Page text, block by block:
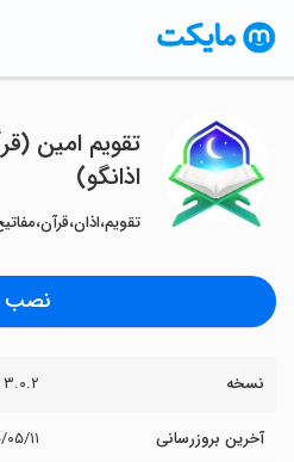
‏تقویم امین
اذانگو)
نصب
نسخه ۳.۰.۲
آخرین بروزرسانی ۱۴۰۵/